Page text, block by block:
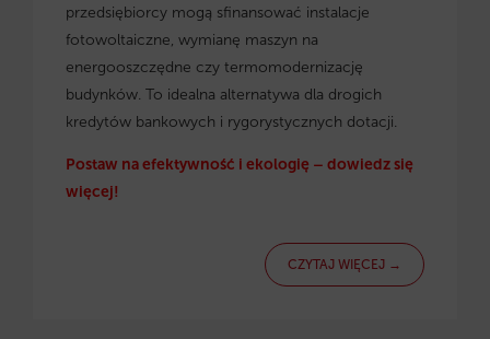
przedsiębiorcy mogą sfinansować instalacje
fotowoltaiczne, wymianę maszyn na
energooszczędne czy termomodernizację
budynków. To idealna alternatywa dla drogich
kredytów bankowych i rygorystycznych dotacji.
Postaw na efektywność i ekologię – dowiedz się
więcej!
CZYTAJ WIĘCEJ →